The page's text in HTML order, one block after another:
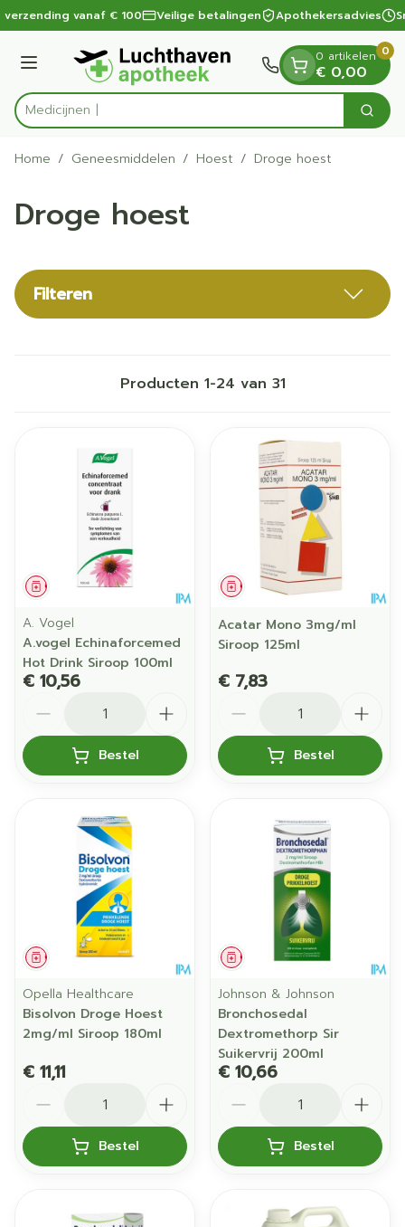
Ga naar de inhoud
1 van 1 vanaf € 100 Veilige betalingen Apothekersadvies
Menu
Product, merk, categorie... Zoek
0 artikelen
€ 0,00
0
Home / Geneesmiddelen / Hoest / Droge hoest
Droge hoest
Filteren
Producten 1-24 van 31
Geneesmiddel
A. Vogel
A.vogel Echinaforcemed
Hot Drink Siroop 100ml
€ 10,56
Bestel
Geneesmiddel
Acatar Mono 3mg/ml
Siroop 125ml
€ 7,83
Bestel
Geneesmiddel
Opella Healthcare
Bisolvon Droge Hoest
2mg/ml Siroop 180ml
€ 11,11
Bestel
Geneesmiddel
Johnson & Johnson
Bronchosedal
Dextromethorp Sir
Suikervrij 200ml
€ 10,66
Bestel